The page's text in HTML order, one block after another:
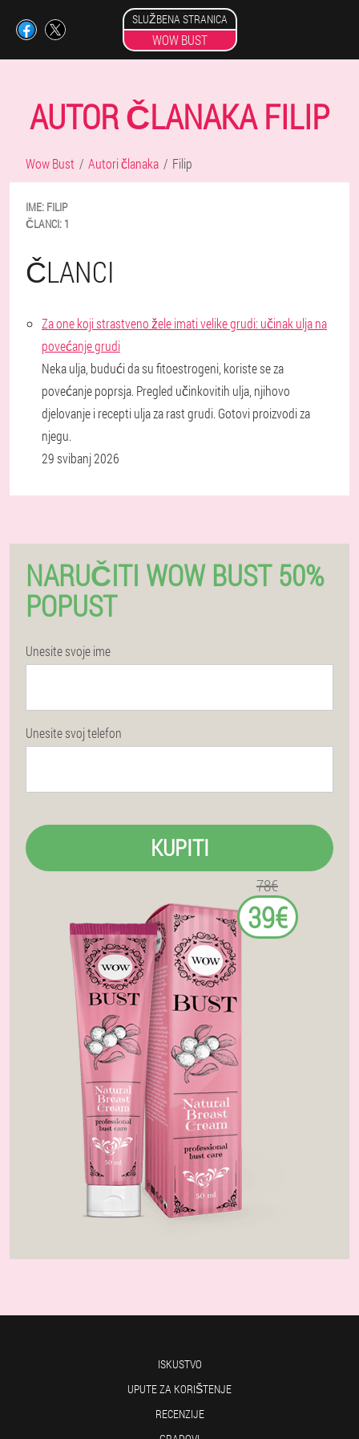
SLUŽBENA STRANICA
WOW BUST
AUTOR ČLANAKA FILIP
Wow Bust Autori članaka Filip
IME: FILIP
ČLANCI: 1
ČLANCI
Za one koji strastveno žele imati velike grudi: učinak ulja na
povećanje grudi
Neka ulja, budući da su fitoestrogeni, koriste se za
povećanje poprsja. Pregled učinkovitih ulja, njihovo
djelovanje i recepti ulja za rast grudi. Gotovi proizvodi za
njegu.
29 svibanj 2026
NARUČITI WOW BUST 50%
POPUST
Unesite svoje ime
Unesite svoj telefon
KUPITI
78€
39€
ISKUSTVO
UPUTE ZA KORIŠTENJE
RECENZIJE